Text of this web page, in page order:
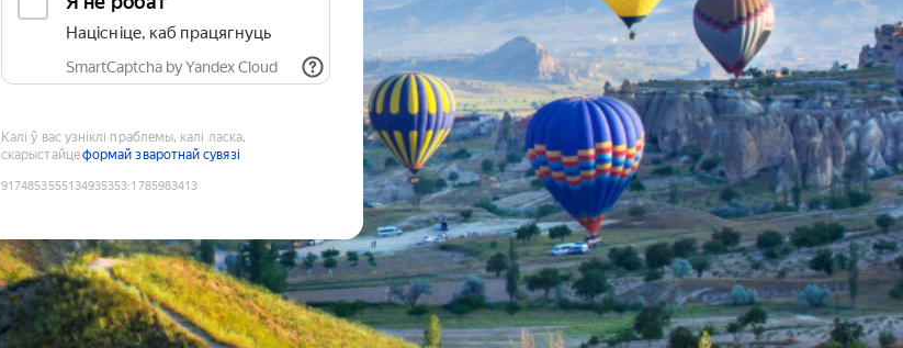
Націсніце, каб працягнуць
SmartCaptcha by Yandex Cloud
Калі ў вас узніклі праблемы, калі ласка,
скарыстайцеформай зваротнай сувязі
9174853555134935353:1785983413